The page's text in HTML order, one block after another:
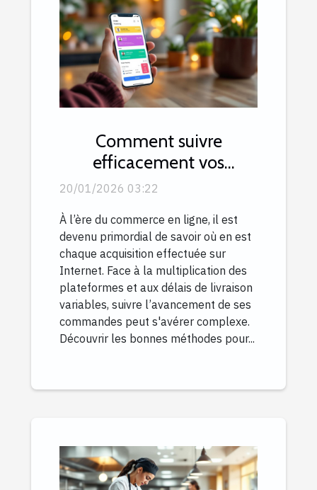
Comment suivre
efficacement vos
commandes en ligne ?
20/01/2026 03:22
À l’ère du commerce en ligne, il est
devenu primordial de savoir où en est
chaque acquisition effectuée sur
Internet. Face à la multiplication des
plateformes et aux délais de livraison
variables, suivre l’avancement de ses
commandes peut s'avérer complexe.
Découvrir les bonnes méthodes pour...